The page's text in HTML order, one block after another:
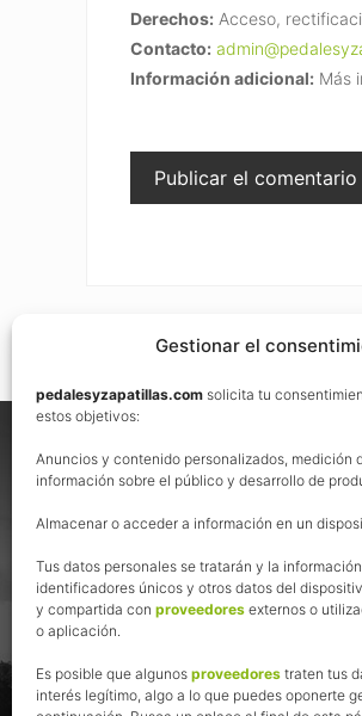
Gestionar el
pedalesyzapatillas.com solicita tu
estos objetivos:
Anuncios y contenido personalizados, medición
información sobre el público y desarrollo de
Almacenar o acceder a información en un
Tus datos personales se tratarán y la
identificadores únicos y otros datos del
y compartida con proveedores externos o
o aplicación.
Es posible que algunos proveedores traten tus
interés legítimo, algo a lo que puedes oponerte
Derechos: Acceso,
Contacto:
Información adicional: Más
Footer
Nos vemos en las redes